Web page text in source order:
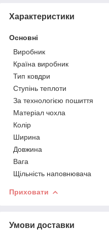
Характеристики
Основні
Виробник
Країна виробник
Тип ковдри
Ступінь теплоти
За технологією пошиття
Матеріал чохла
Колір
Ширина
Довжина
Вага
Щільність наповнювача
Приховати
Умови доставки